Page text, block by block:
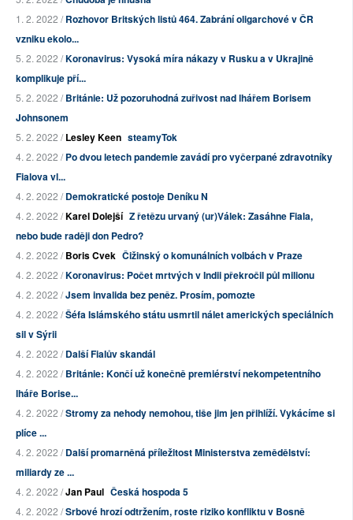
1. 2. 2022 /Rozhovor Britských listů 464. Zabrání oligarchové v ČR
vzniku ekolo...
5. 2. 2022 /Koronavirus: Vysoká míra nákazy v Rusku a v Ukrajině
komplikuje pří...
5. 2. 2022 /Británie: Už pozoruhodná zuřivost nad lhářem Borisem
Johnsonem
5. 2. 2022 /Lesley Keen steamyTok
4. 2. 2022 /Po dvou letech pandemie zavádí pro vyčerpané zdravotníky
Fialova vl...
4. 2. 2022 /Demokratické postoje Deníku N
4. 2. 2022 /Karel Dolejší Z řetězu urvaný (ur)Válek: Zasáhne Fiala,
nebo bude raději don Pedro?
4. 2. 2022 /Boris Cvek Čižinský o komunálních volbách v Praze
4. 2. 2022 /Koronavirus: Počet mrtvých v Indii překročil půl milionu
4. 2. 2022 /Jsem invalida bez peněz. Prosím, pomozte
4. 2. 2022 /Šéfa Islámského státu usmrtil nálet amerických speciálních
sil v Sýrii
4. 2. 2022 /Další Fialův skandál
4. 2. 2022 /Británie: Končí už konečně premiérství nekompetentního
lháře Borise...
4. 2. 2022 /Stromy za nehody nemohou, tiše jim jen přihlíží. Vykácíme si
plíce ...
4. 2. 2022 /Další promarněná příležitost Ministerstva zemědělství:
miliardy ze ...
4. 2. 2022 /Jan Paul Česká hospoda 5
4. 2. 2022 /Srbové hrozí odtržením, roste riziko konfliktu v Bosně